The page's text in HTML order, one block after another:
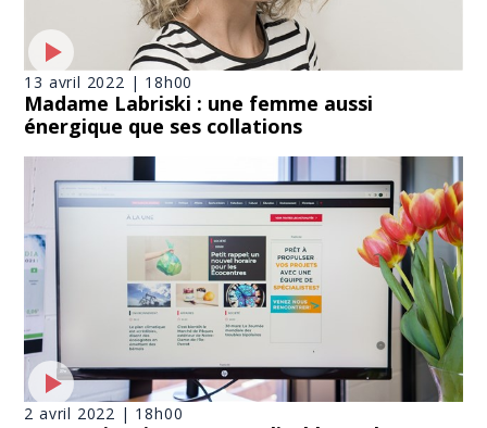
13 avril 2022 | 18h00
Madame Labriski : une femme aussi
énergique que ses collations
2 avril 2022 | 18h00